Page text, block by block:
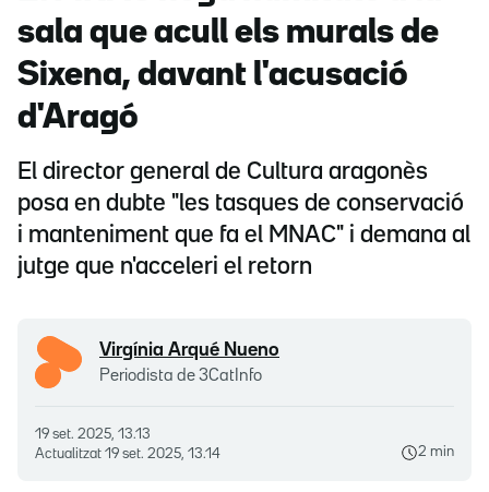
sala que acull els murals de
Sixena, davant l'acusació
d'Aragó
El director general de Cultura aragonès
posa en dubte "les tasques de conservació
i manteniment que fa el MNAC" i demana al
jutge que n'acceleri el retorn
Virgínia Arqué Nueno
Periodista de 3CatInfo
19 set. 2025, 13.13
Actualitzat 19 set. 2025, 13.14 2 min